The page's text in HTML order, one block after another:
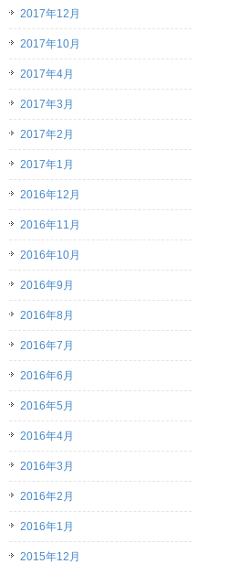
2017年12月
2017年10月
2017年4月
2017年3月
2017年2月
2017年1月
2016年12月
2016年11月
2016年10月
2016年9月
2016年8月
2016年7月
2016年6月
2016年5月
2016年4月
2016年3月
2016年2月
2016年1月
2015年12月